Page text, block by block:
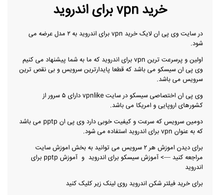
خرید vpn برای اندروید
درسایت وی پی ان لایک
خرید vpn برای اندروید به ۲ مدل عرضه می
شود.
اولین و پرسرعت ترین vpn برای اندروید که ما به شما پیشنهاد می کنیم
وی پی ان سیسکو می باشد که قطعا پایدارترین سرویس و بی نقص ترین
سرویس می باشد.
وی پی ان اختصاصی سیسکو در سایت vpnlike
دارای ۵ سرور از
کشورهای اروپایی و امریکا می باشد.
دومین سرویس که سرعت و کیفیت خوبی دارد وی پی ان pptp
می باشد
که به عنوان vpn برای اندروید استفاده می شود.
برای دیدن اموزش هر ۲ سرویس می توانید به بخش اموزش سایت
مراجعه کنید —> آموزش سیسکو برای اندروید و
آموزش pptp برای
اندروید
برای خرید فیلتر شکن اندروید روی لینک زیر کلیک کنید